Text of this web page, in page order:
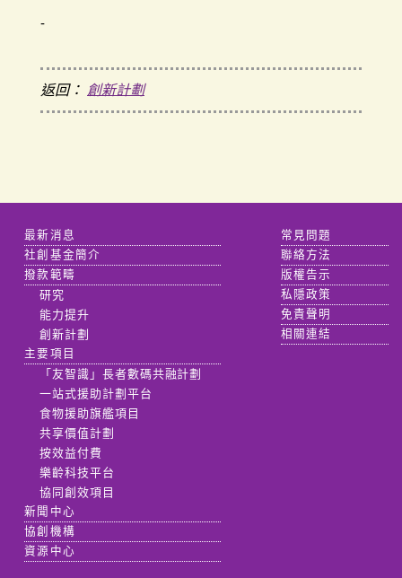
-
返回： 創新計劃
最新消息
社創基金簡介
撥款範疇
研究
能力提升
創新計劃
主要項目
「友智識」長者數碼共融計劃
一站式援助計劃平台
食物援助旗艦項目
共享價值計劃
按效益付費
樂齡科技平台
協同創效項目
新聞中心
協創機構
資源中心
常見問題
聯絡方法
版權告示
私隱政策
免責聲明
相關連結